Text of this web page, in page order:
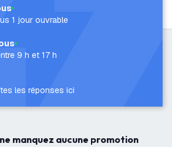
1 jour ouvrable
9 h et 17 h
les réponses ici
manquez aucune promotion